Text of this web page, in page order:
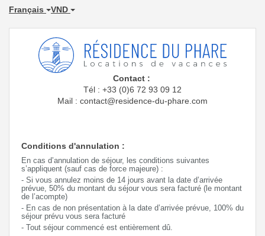
Français VND
Contact :
Tél : +33 (0)6 72 93 09 12
Mail : contact@residence-du-phare.com
Conditions d'annulation :
En cas d’annulation de séjour, les conditions suivantes
s’appliquent (sauf cas de force majeure) :
- Si vous annulez moins de 14 jours avant la date d’arrivée
prévue, 50% du montant du séjour vous sera facturé (le montant
de l’acompte)
- En cas de non présentation à la date d’arrivée prévue, 100% du
séjour prévu vous sera facturé
- Tout séjour commencé est entièrement dû.